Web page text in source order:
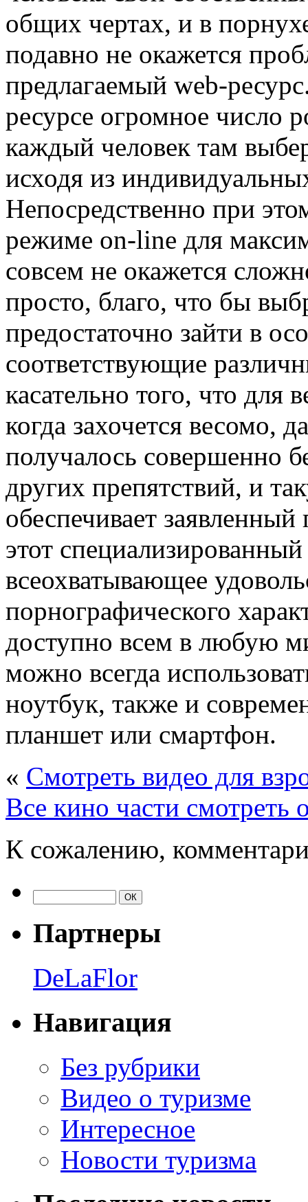
общих чертах, и в
подавно не окажется
предлагаемый web-
ресурсе огромное число
каждый человек там
исходя из
Непосредственно при
режиме on-line для
совсем не окажется
просто, благо, что бы
предостаточно зайти в
соответствующие
касательно того, что для
когда захочется весомо,
получалось совершенно
других препятствий, и
обеспечивает
этот
всеохватывающее
порнографического
доступно всем в любую
можно всегда
ноутбук, также и
планшет или смартфон.
« Смотреть видео для
Все кино части смотреть
К сожалению,
Партнеры
DeLaFlor
Навигация
Без рубрики
Видео о туризме
Интересное
Новости туризма